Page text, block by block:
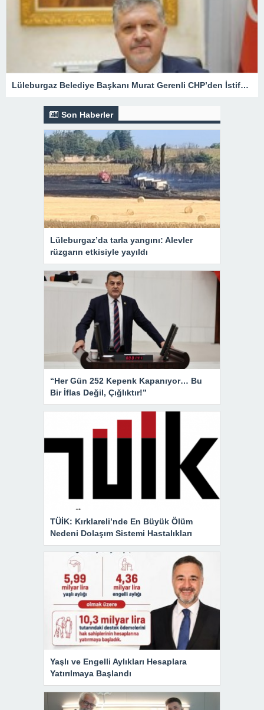
Lüleburgaz Belediye Başkanı Murat Gerenli CHP’den İstifa Etti
Son Haberler
Lüleburgaz’da tarla yangını: Alevler
rüzgarın etkisiyle yayıldı
“Her Gün 252 Kepenk Kapanıyor… Bu
Bir İflas Değil, Çığlıktır!”
TÜİK: Kırklareli’nde En Büyük Ölüm
Nedeni Dolaşım Sistemi Hastalıkları
Yaşlı ve Engelli Aylıkları Hesaplara
Yatırılmaya Başlandı